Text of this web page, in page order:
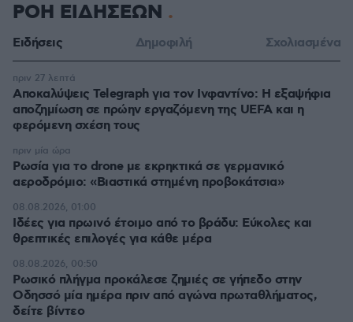
ΡΟΗ ΕΙΔΗΣΕΩΝ
Ειδήσεις Δημοφιλή Σχολιασμένα
Αποκαλύψεις Telegraph για τον Ινφαντίνο: Η εξαψήφια
αποζημίωση σε πρώην εργαζόμενη της UEFA και η
φερόμενη σχέση τους
πριν 27 λεπτά
Ρωσία για το drone με εκρηκτικά σε γερμανικό
αεροδρόμιο: «Βιαστικά στημένη προβοκάτσια»
πριν μία ώρα
Ιδέες για πρωινό έτοιμο από το βράδυ: Εύκολες και
θρεπτικές επιλογές για κάθε μέρα
08.08.2026, 01:00
Ρωσικό πλήγμα προκάλεσε ζημιές σε γήπεδο στην
Οδησσό μία ημέρα πριν από αγώνα πρωταθλήματος,
δείτε βίντεο
08.08.2026, 00:50